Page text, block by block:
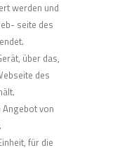
werden und
seite des
über das,
des
von
für die